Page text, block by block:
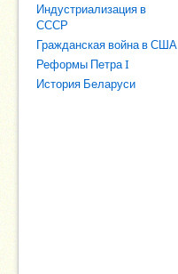
Индустриализация в
СССР
Гражданская война в США
Реформы Петра I
История Беларуси